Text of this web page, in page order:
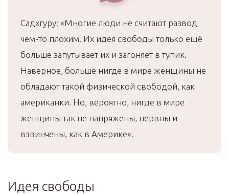
Садхгуру: «Многие люди не считают развод
чем-то плохим. Их идея свободы только ещё
больше запутывает их и загоняет в тупик.
Наверное, больше нигде в мире женщины не
обладают такой физической свободой, как
американки. Но, вероятно, нигде в мире
женщины так не напряжены, нервны и
взвинчены, как в Америке».
Идея свободы